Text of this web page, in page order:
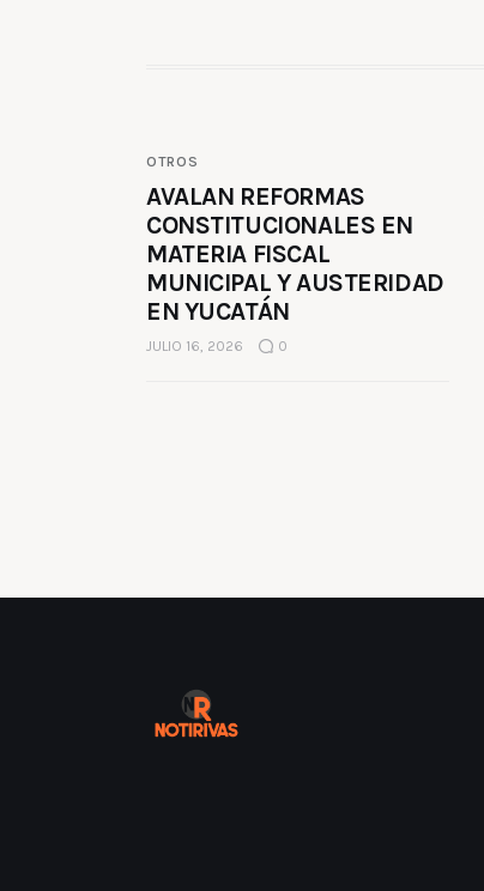
OTROS
AVALAN REFORMAS
CONSTITUCIONALES EN
MATERIA FISCAL
MUNICIPAL Y AUSTERIDAD
EN YUCATÁN
JULIO 16, 2026 0